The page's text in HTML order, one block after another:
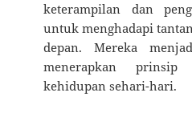
keterampilan dan
untuk menghadapi
depan. Mereka
menerapkan prinsip
kehidupan sehari-hari.